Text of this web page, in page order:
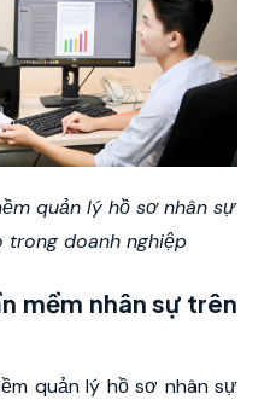
quản lý hồ sơ nhân sự
trong doanh nghiệp
mềm nhân sự trên
quản lý hồ sơ nhân sự